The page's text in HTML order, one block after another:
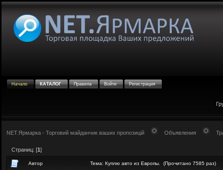
Начало КАТАЛОГ Правила Войти Регистрация
NET.Ярмарка - Торговий майданчик ваших пропозицій Объявления
Страниц: [1]
Автор Тема: Куплю авто из Европы. (Прочитано 7585 раз)